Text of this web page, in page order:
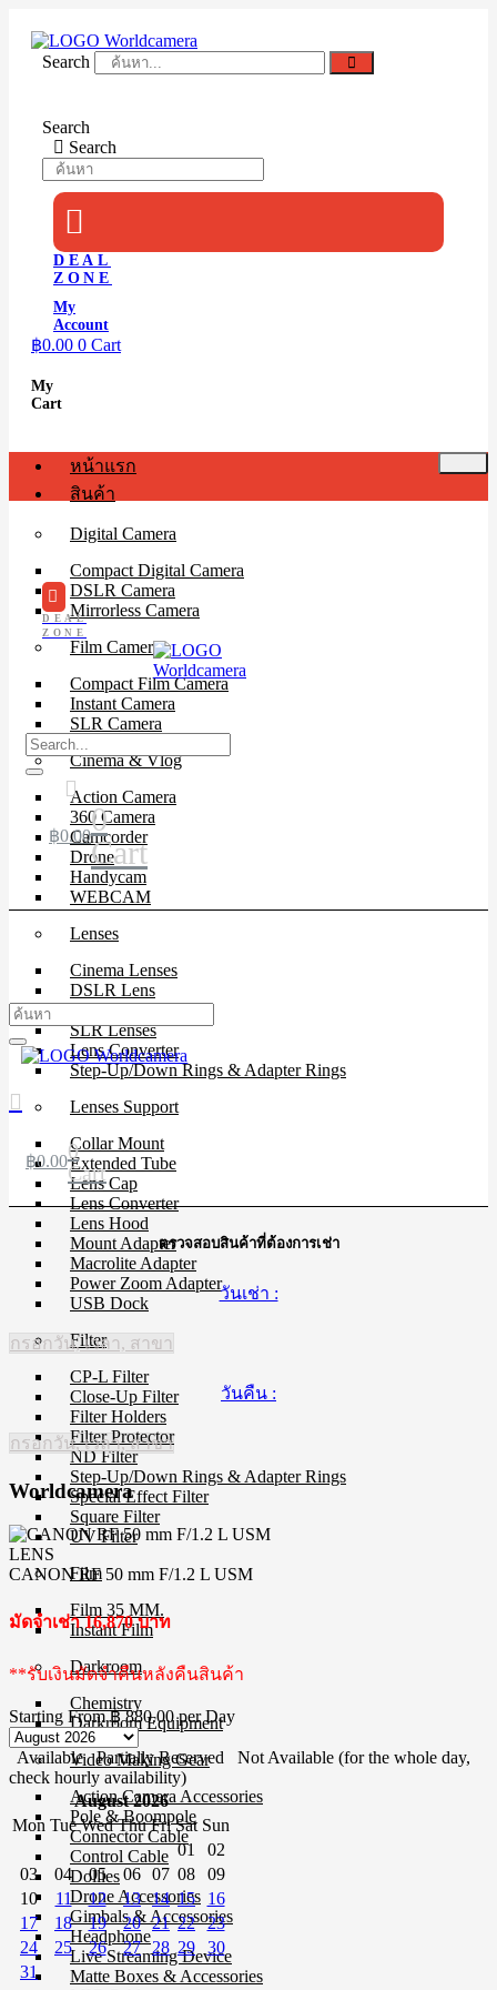
contentSearch
Search
Search
DEAL
ZONE
My
Account
฿0.00 0 Cart
My
Cart
หน้าแรก
สินค้า
Digital Camera
Compact Digital Camera
DSLR Camera
Mirrorless Camera
Film Camera
Compact Film Camera
Instant Camera
SLR Camera
Cinema & Vlog
Action Camera
360 Camera
Camcorder
Drone
Handycam
WEBCAM
Lenses
Cinema Lenses
DSLR Lens
Mirrorless Lens
SLR Lenses
Lens Converter
Step-Up/Down Rings & Adapter Rings
Lenses Support
Collar Mount
Extended Tube
Lens Cap
Lens Converter
Lens Hood
Mount Adapter
Macrolite Adapter
Power Zoom Adapter
USB Dock
Filter
CP-L Filter
Close-Up Filter
Filter Holders
Filter Protector
ND Filter
Step-Up/Down Rings & Adapter Rings
Special Effect Filter
Square Filter
UV Filter
Film
Film 35 MM.
Instant Film
Darkroom
Chemistry
Darkroom Equipment
Video Making Gear
Action Camera Accessories
Pole & Boompole
Connector Cable
Control Cable
Dollies
Drone Accessories
Gimbals & Accessories
Headphone
Live Streaming Device
Matte Boxes & Accessories
DEAL
ZONE
฿0.000
Cart
฿0.000
Cart
ตรวจสอบสินค้าที่ต้องการเช่า
วันเช่า :
กรอกวัน, เวลา, สาขา
วันคืน :
กรอกวัน, เวลา, สาขา
Worldcamera
LENS
CANON RF 50 mm F/1.2 L USM
มัดจำเช่า 16,870 บาท
**รับเงินมัดจำคืนหลังคืนสินค้า
Starting From ฿ 880.00 per Day
Available Partially Reserved
Not Available (for the whole day,
check hourly availability)
August 2026
Mon Tue Wed Thu Fri Sat Sun
01
02
03
04 05 06 07 08
09
10
11 12 13 14 15
16
17
18 19 20 21 22
23
24
25 26 27 28 29
30
31